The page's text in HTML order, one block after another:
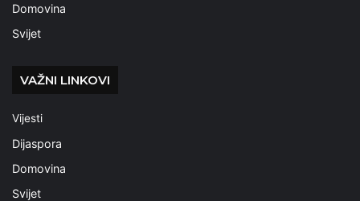
Domovina
Svijet
VAŽNI LINKOVI
Vijesti
Dijaspora
Domovina
Svijet